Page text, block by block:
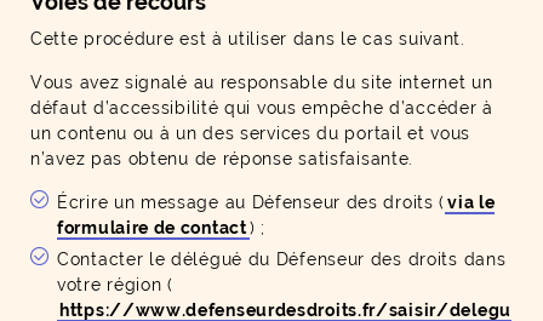
Cette procédure est à utiliser dans le cas suivant.
Vous avez signalé au responsable du site internet un
défaut d’accessibilité qui vous empêche d’accéder à
un contenu ou à un des services du portail et vous
n’avez pas obtenu de réponse satisfaisante.
Écrire un message au Défenseur des droits ( via le
formulaire de contact) ;
Contacter le délégué du Défenseur des droits dans
votre région (
https://www.defenseurdesdroits.fr/saisir/delegu